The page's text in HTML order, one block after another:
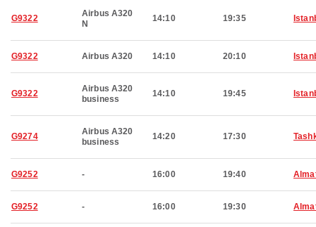
G9322
Airbus A320
N
14:10 19:35
G9322 Airbus A320 14:10 20:10
G9322
Airbus A320
business
14:10 19:45
G9274
Airbus A320
business
14:20 17:30
G9252 - 16:00 19:40
G9252 - 16:00 19:30